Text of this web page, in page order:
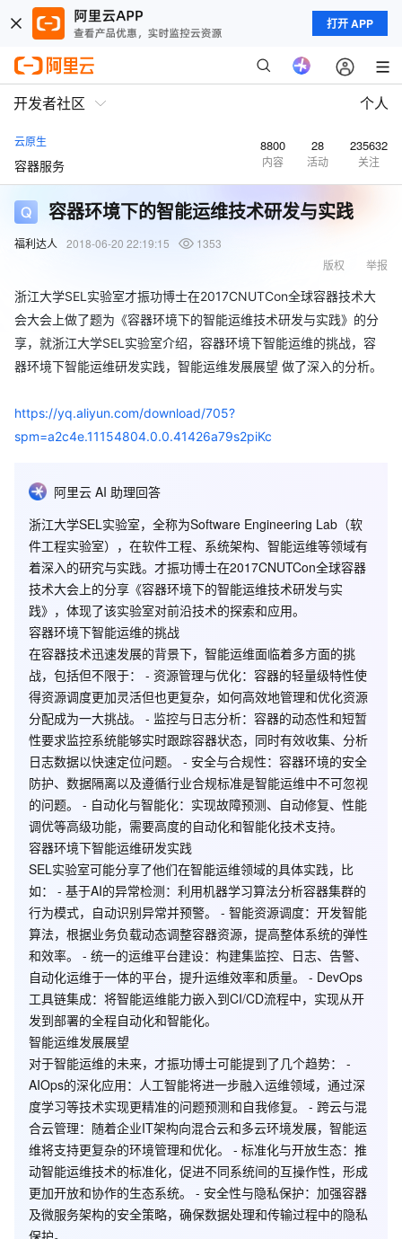
打开 APP
开发者社区 个人
云原生
容器服务
8800
内容
28
活动
235632
关注
容器环境下的智能运维技术研发与实践
福利达人 2018-06-20 22:19:15
1353
举报
版权
浙江大学SEL实验室才振功博士在2017CNUTCon全球容器技术大
会大会上做了题为《容器环境下的智能运维技术研发与实践》的分
享，就浙江大学SEL实验室介绍，容器环境下智能运维的挑战，容
器环境下智能运维研发实践，智能运维发展展望 做了深入的分析。
https://yq.aliyun.com/download/705?
spm=a2c4e.11154804.0.0.41426a79s2piKc
阿里云 AI 助理回答
浙江大学SEL实验室，全称为Software Engineering Lab（软
件工程实验室），在软件工程、系统架构、智能运维等领域有
着深入的研究与实践。才振功博士在2017CNUTCon全球容器
技术大会上的分享《容器环境下的智能运维技术研发与实
践》，体现了该实验室对前沿技术的探索和应用。
容器环境下智能运维的挑战
在容器技术迅速发展的背景下，智能运维面临着多方面的挑
战，包括但不限于： - 资源管理与优化：容器的轻量级特性使
得资源调度更加灵活但也更复杂，如何高效地管理和优化资源
分配成为一大挑战。 - 监控与日志分析：容器的动态性和短暂
性要求监控系统能够实时跟踪容器状态，同时有效收集、分析
日志数据以快速定位问题。 - 安全与合规性：容器环境的安全
防护、数据隔离以及遵循行业合规标准是智能运维中不可忽视
的问题。 - 自动化与智能化：实现故障预测、自动修复、性能
调优等高级功能，需要高度的自动化和智能化技术支持。
容器环境下智能运维研发实践
SEL实验室可能分享了他们在智能运维领域的具体实践，比
如： - 基于AI的异常检测：利用机器学习算法分析容器集群的
行为模式，自动识别异常并预警。 - 智能资源调度：开发智能
算法，根据业务负载动态调整容器资源，提高整体系统的弹性
和效率。 - 统一的运维平台建设：构建集监控、日志、告警、
自动化运维于一体的平台，提升运维效率和质量。 - DevOps
工具链集成：将智能运维能力嵌入到CI/CD流程中，实现从开
发到部署的全程自动化和智能化。
智能运维发展展望
对于智能运维的未来，才振功博士可能提到了几个趋势： -
AIOps的深化应用：人工智能将进一步融入运维领域，通过深
度学习等技术实现更精准的问题预测和自我修复。 - 跨云与混
合云管理：随着企业IT架构向混合云和多云环境发展，智能运
维将支持更复杂的环境管理和优化。 - 标准化与开放生态：推
动智能运维技术的标准化，促进不同系统间的互操作性，形成
更加开放和协作的生态系统。 - 安全性与隐私保护：加强容器
及微服务架构的安全策略，确保数据处理和传输过程中的隐私
保护。